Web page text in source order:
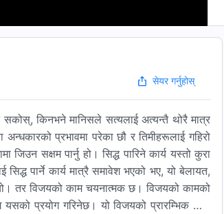
सेयर गर्नुहोस्
सकोस्, किनभने मानिसले सत्यलाई अत्यन्तै थोरै मात्र
प्रभावमा परेका छौ र तिमीहरूलाई गहिरो
सक्षम पार्नु हो। सिद्ध पारिने कार्य यस्तो कुरा
पार्ने कार्य मात्रै समावेश भएको भए, यो बेलायत,
तर विजयको काम चयनात्मक छ। विजयको कामको
प्रयोग गरिनेछ। यो विजयको प्रारम्भिक कार्य